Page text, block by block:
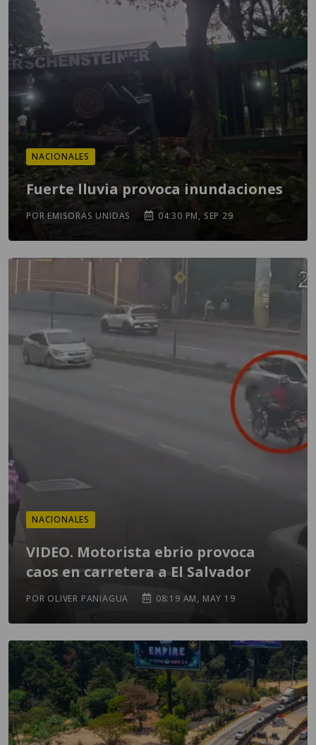
NACIONALES
Fuerte lluvia provoca inundaciones
POR EMISORAS UNIDAS 04:30 PM, SEP 29
NACIONALES
VIDEO. Motorista ebrio provoca
caos en carretera a El Salvador
POR OLIVER PANIAGUA 08:19 AM, MAY 19